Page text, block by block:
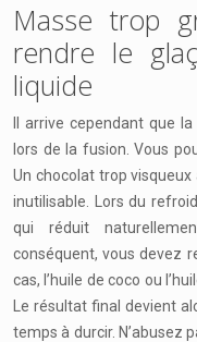
Masse trop
rendre le
liquide
Il arrive cependant que
lors de la fusion. Vous
Un chocolat trop
inutilisable. Lors du
qui réduit
conséquent, vous devez
cas, l’huile de coco ou
Le résultat final devient
temps à durcir. N’abusez